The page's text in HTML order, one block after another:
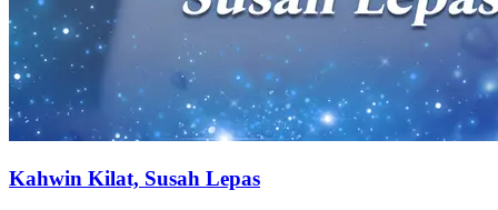
Kahwin Kilat, Susah Lepas